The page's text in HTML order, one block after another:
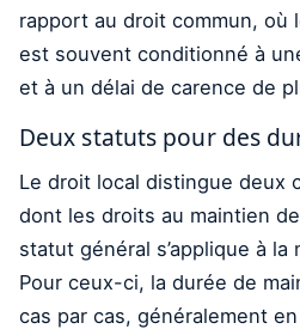
rapport au droit commun, où
est souvent conditionné à
et à un délai de carence de
Deux statuts pour des
Le droit local distingue deux
dont les droits au maintien
statut général s’applique à
Pour ceux-ci, la durée de
cas par cas, généralement